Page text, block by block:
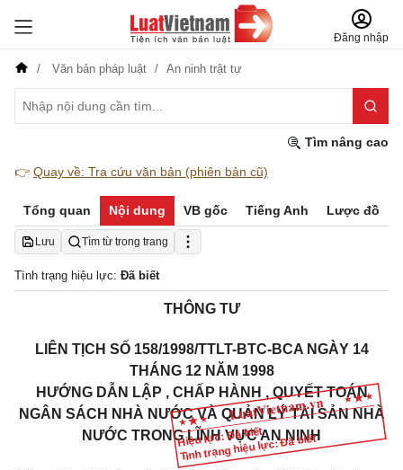
Đăng nhập
Văn bản pháp luật An ninh trật tự
Tìm nâng cao
👉 Quay về: Tra cứu văn bản (phiên bản cũ)
Tổng quan Nội dung VB gốc Tiếng Anh Lược đồ
Lưu Tìm từ trong trang
Tình trạng hiệu lực: Đã biết
Hiệu lực: Đã biết
Tình trạng hiệu lực: Đã biết
THÔNG TƯ
LIÊN TỊCH SỐ 158/1998/TTLT-BTC-BCA NGÀY 14
THÁNG 12 NĂM 1998
HƯỚNG DẪN LẬP , CHẤP HÀNH , QUYẾT TOÁN
NGÂN SÁCH NHÀ NƯỚC VÀ QUẢN LÝ TÀI SẢN NHÀ
NƯỚC TRONG LĨNH VỰC AN NINH